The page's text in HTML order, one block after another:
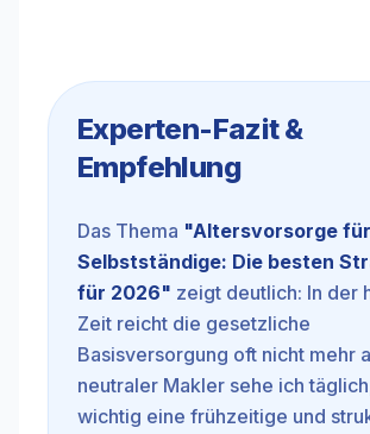
Experten-Fazit &
Empfehlung
Das Thema "Altersvorsorge für
Selbstständige: Die besten
für 2026" zeigt deutlich: In der
Zeit reicht die gesetzliche
Basisversorgung oft nicht mehr
neutraler Makler sehe ich
wichtig eine frühzeitige und